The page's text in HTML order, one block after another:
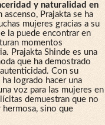
y naturalidad en
ascenso, Prajakta se ha
mujeres gracias a su
la puede encontrar en
momentos
Prajakta Shinde es una
que ha demostrado
Con su
logrado hacer una
voz para las mujeres en
demuestran que no
sino que